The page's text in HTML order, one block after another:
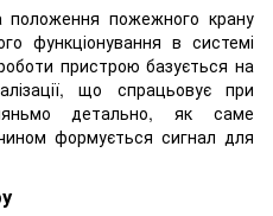
положення пожежного крану
функціонування в системі
пристрою базується на
що спрацьовує при
детально, як саме
формується сигнал для